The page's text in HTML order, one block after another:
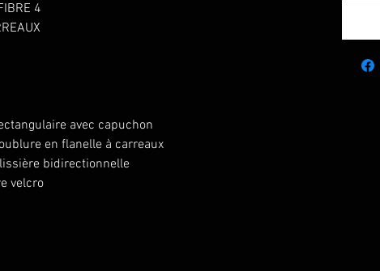
4
avec capuchon
en flanelle à carreaux
bidirectionnelle
velcro